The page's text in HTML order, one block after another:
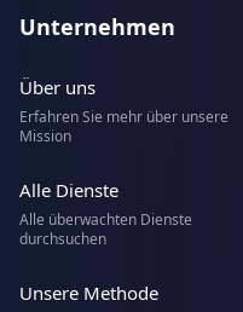
Unternehmen
Über uns
Erfahren Sie mehr über unsere
Mission
Alle Dienste
Alle überwachten Dienste
durchsuchen
Unsere Methode